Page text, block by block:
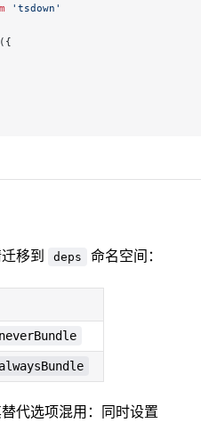
'tsdown'
({
移到 deps 命名空间：
代选项混用：同时设置